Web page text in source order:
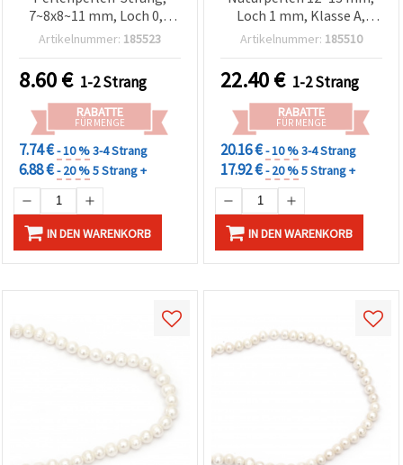
7~8x8~11 mm, Loch 0,5
mm – ca. 30~35 Stk.,
elegante
Schmuckherstellung und
DIY-Bastelprojekte
Artikelnummer: 185523
8.60€ 1-2 Strang
RABATTE
FÜR MENGE
7.74 €- 10 %3-4 Strang
6.88 €- 20 %5 Strang +
IN DEN WARENKORB
Loch 1 mm, Klasse A,
Creme (assortiert/mix),
Schmuckbasteln & DIY
Artikelnummer: 185510
22.40€ 1-2 Strang
RABATTE
FÜR MENGE
20.16 €- 10 %3-4 Strang
17.92 €- 20 %5 Strang +
IN DEN WARENKORB